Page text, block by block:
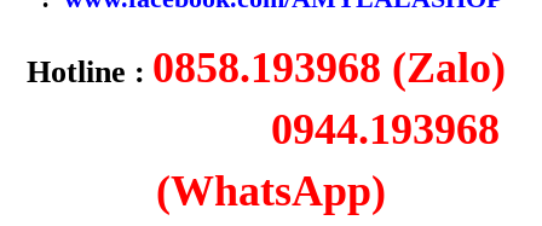
Hotline : 0858.193968 (Zalo)
0944.193968
(WhatsApp)